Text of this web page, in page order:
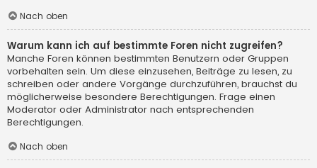
Nach oben
Warum kann ich auf bestimmte Foren nicht zugreifen?
Manche Foren können bestimmten Benutzern oder Gruppen
vorbehalten sein. Um diese einzusehen, Beiträge zu lesen, zu
schreiben oder andere Vorgänge durchzuführen, brauchst du
möglicherweise besondere Berechtigungen. Frage einen
Moderator oder Administrator nach entsprechenden
Berechtigungen.
Nach oben